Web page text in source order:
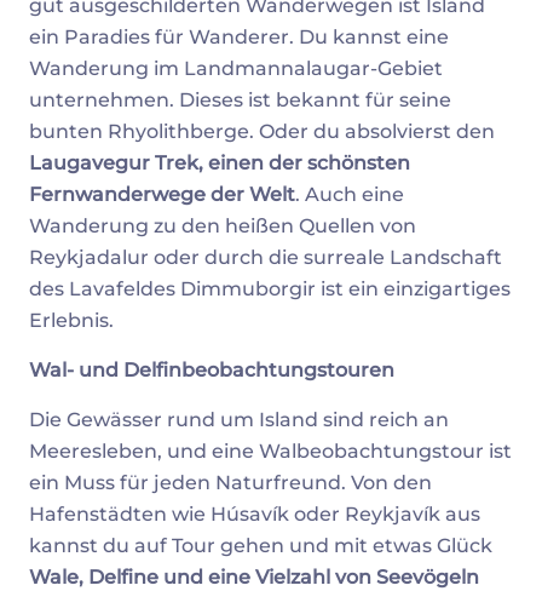
gut ausgeschilderten Wanderwegen ist Island
ein Paradies für Wanderer. Du kannst eine
Wanderung im Landmannalaugar-Gebiet
unternehmen. Dieses ist bekannt für seine
bunten Rhyolithberge. Oder du absolvierst den
Laugavegur Trek, einen der schönsten
Fernwanderwege der Welt. Auch eine
Wanderung zu den heißen Quellen von
Reykjadalur oder durch die surreale Landschaft
des Lavafeldes Dimmuborgir ist ein einzigartiges
Erlebnis.
Wal- und Delfinbeobachtungstouren
Die Gewässer rund um Island sind reich an
Meeresleben, und eine Walbeobachtungstour ist
ein Muss für jeden Naturfreund. Von den
Hafenstädten wie Húsavík oder Reykjavík aus
kannst du auf Tour gehen und mit etwas Glück
Wale, Delfine und eine Vielzahl von Seevögeln